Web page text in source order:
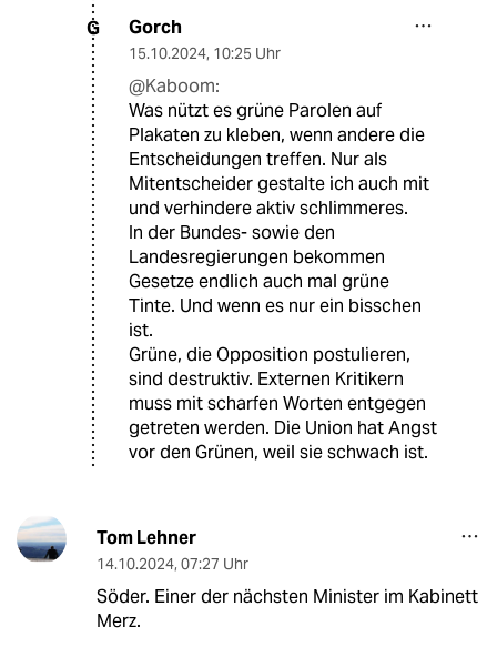
G Gorch
15.10.2024, 10:25 Uhr
@Kaboom:
Was nützt es grüne Parolen auf
Plakaten zu kleben, wenn andere die
Entscheidungen treffen. Nur als
Mitentscheider gestalte ich auch mit
und verhindere aktiv schlimmeres.
In der Bundes- sowie den
Landesregierungen bekommen
Gesetze endlich auch mal grüne
Tinte. Und wenn es nur ein bisschen
ist.
Grüne, die Opposition postulieren,
sind destruktiv. Externen Kritikern
muss mit scharfen Worten entgegen
getreten werden. Die Union hat Angst
vor den Grünen, weil sie schwach ist.
Tom Lehner
14.10.2024, 07:27 Uhr
Söder. Einer der nächsten Minister im Kabinett
Merz.